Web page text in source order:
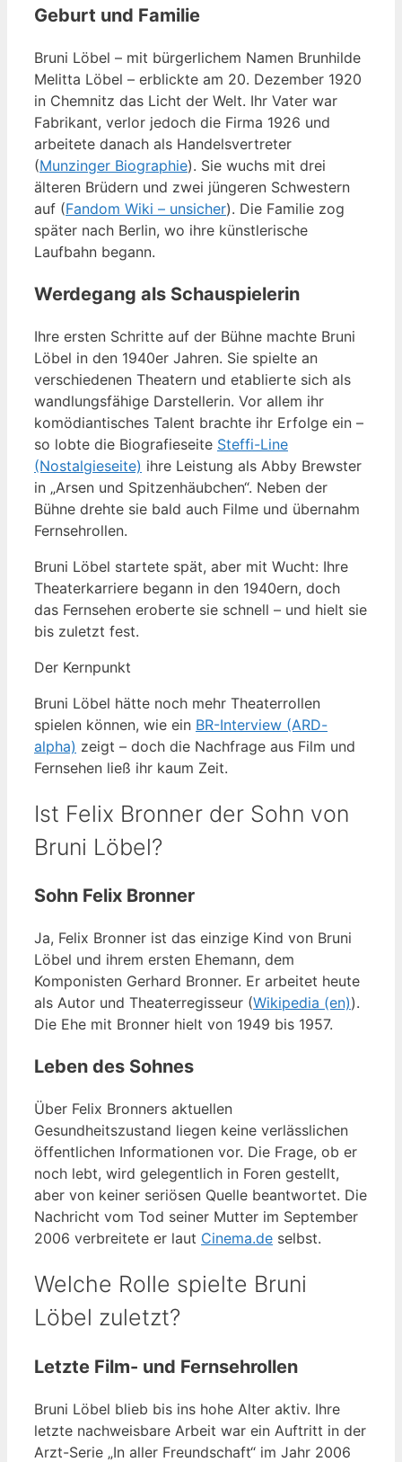
Geburt und Familie
Bruni Löbel – mit bürgerlichem Namen Brunhilde
Melitta Löbel – erblickte am 20. Dezember 1920
in Chemnitz das Licht der Welt. Ihr Vater war
Fabrikant, verlor jedoch die Firma 1926 und
arbeitete danach als Handelsvertreter
(Munzinger Biographie). Sie wuchs mit drei
älteren Brüdern und zwei jüngeren Schwestern
auf (Fandom Wiki – unsicher). Die Familie zog
später nach Berlin, wo ihre künstlerische
Laufbahn begann.
Werdegang als Schauspielerin
Ihre ersten Schritte auf der Bühne machte Bruni
Löbel in den 1940er Jahren. Sie spielte an
verschiedenen Theatern und etablierte sich als
wandlungsfähige Darstellerin. Vor allem ihr
komödiantisches Talent brachte ihr Erfolge ein –
so lobte die Biografieseite Steffi-Line
(Nostalgieseite) ihre Leistung als Abby Brewster
in „Arsen und Spitzenhäubchen“. Neben der
Bühne drehte sie bald auch Filme und übernahm
Fernsehrollen.
Bruni Löbel startete spät, aber mit Wucht: Ihre
Theaterkarriere begann in den 1940ern, doch
das Fernsehen eroberte sie schnell – und hielt sie
bis zuletzt fest.
Der Kernpunkt
Bruni Löbel hätte noch mehr Theaterrollen
spielen können, wie ein BR-Interview (ARD-
alpha) zeigt – doch die Nachfrage aus Film und
Fernsehen ließ ihr kaum Zeit.
Ist Felix Bronner der Sohn von
Bruni Löbel?
Sohn Felix Bronner
Ja, Felix Bronner ist das einzige Kind von Bruni
Löbel und ihrem ersten Ehemann, dem
Komponisten Gerhard Bronner. Er arbeitet heute
als Autor und Theaterregisseur (Wikipedia (en)).
Die Ehe mit Bronner hielt von 1949 bis 1957.
Leben des Sohnes
Über Felix Bronners aktuellen
Gesundheitszustand liegen keine verlässlichen
öffentlichen Informationen vor. Die Frage, ob er
noch lebt, wird gelegentlich in Foren gestellt,
aber von keiner seriösen Quelle beantwortet. Die
Nachricht vom Tod seiner Mutter im September
2006 verbreitete er laut Cinema.de selbst.
Welche Rolle spielte Bruni
Löbel zuletzt?
Letzte Film- und Fernsehrollen
Bruni Löbel blieb bis ins hohe Alter aktiv. Ihre
letzte nachweisbare Arbeit war ein Auftritt in der
Arzt-Serie „In aller Freundschaft“ im Jahr 2006